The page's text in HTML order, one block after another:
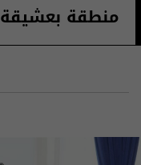
منطقة بعشيقة